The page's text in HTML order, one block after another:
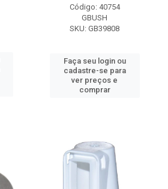
Código: 40754
GBUSH
SKU: GB39808
Faça seu login ou
cadastre-se para
ver preços e
comprar